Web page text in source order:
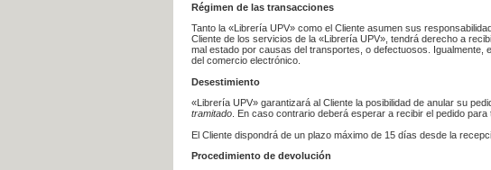
Régimen de las transacciones
Tanto la «Librería UPV» como el Cliente asumen sus
Cliente de los servicios de la «Librería UPV», tendrá derecho a
mal estado por causas del transportes, o defectuosos. Igualmente,
del comercio electrónico.
Desestimiento
«Librería UPV» garantizará al Cliente la posibilidad de anular su
tramitado . En caso contrario deberá esperar a recibir el pedido
El Cliente dispondrá de un plazo máximo de 15 días desde la
Procedimiento de devolución